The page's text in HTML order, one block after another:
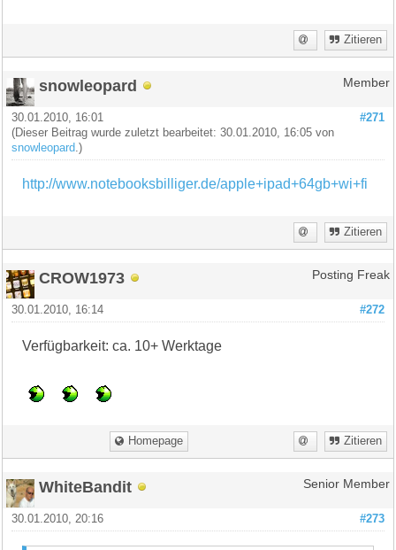
Zitieren
snowleopard Member
#271
30.01.2010, 16:01
(Dieser Beitrag wurde zuletzt bearbeitet: 30.01.2010, 16:05 von
snowleopard .)
http://www.notebooksbilliger.de/apple+ipad+64gb+wi+fi
Zitieren
CROW1973 Posting Freak
#272
30.01.2010, 16:14
Verfügbarkeit: ca. 10+ Werktage
Homepage Zitieren
WhiteBandit Senior Member
#273
30.01.2010, 20:16